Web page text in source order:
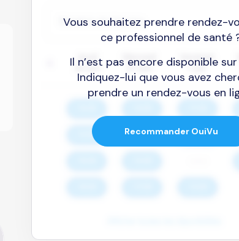
Vous souhaitez prendre rendez-
ce professionnel de santé
Il n’est pas encore disponible sur
Indiquez-lui que vous avez
prendre un rendez-vous en
Recommander OuiVu